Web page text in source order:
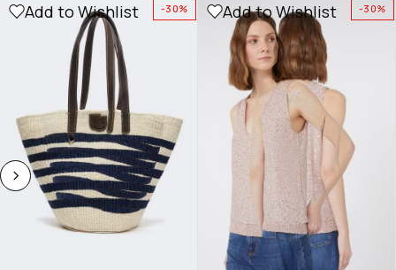
-30%
Add to Wishlist -30%
Add to Wishlist